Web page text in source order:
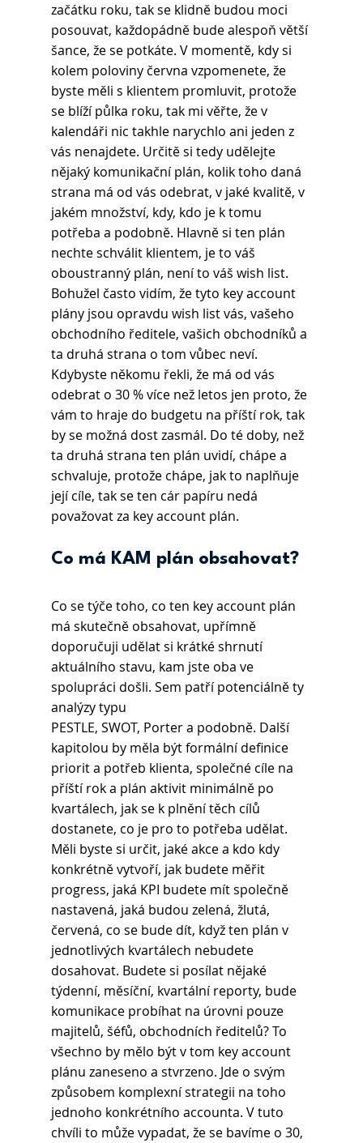
začátku roku, tak se klidně budou moci
posouvat, každopádně bude alespoň větší
šance, že se potkáte. V momentě, kdy si
kolem poloviny června vzpomenete, že
byste měli s klientem promluvit, protože
se blíží půlka roku, tak mi věřte, že v
kalendáři nic takhle narychlo ani jeden z
vás nenajdete. Určitě si tedy udělejte
nějaký komunikační plán, kolik toho daná
strana má od vás odebrat, v jaké kvalitě, v
jakém množství, kdy, kdo je k tomu
potřeba a podobně. Hlavně si ten plán
nechte schválit klientem, je to váš
oboustranný plán, není to váš wish list.
Bohužel často vidím, že tyto key account
plány jsou opravdu wish list vás, vašeho
obchodního ředitele, vašich obchodníků a
ta druhá strana o tom vůbec neví.
Kdybyste někomu řekli, že má od vás
odebrat o 30 % více než letos jen proto, že
vám to hraje do budgetu na příští rok, tak
by se možná dost zasmál. Do té doby, než
ta druhá strana ten plán uvidí, chápe a
schvaluje, protože chápe, jak to naplňuje
její cíle, tak se ten cár papíru nedá
považovat za key account plán.
Co má KAM plán obsahovat?
Co se týče toho, co ten key account plán
má skutečně obsahovat, upřímně
doporučuji udělat si krátké shrnutí
aktuálního stavu, kam jste oba ve
spolupráci došli. Sem patří potenciálně ty
analýzy typu
PESTLE, SWOT, Porter a podobně. Další
kapitolou by měla být formální definice
priorit a potřeb klienta, společné cíle na
příští rok a plán aktivit minimálně po
kvartálech, jak se k plnění těch cílů
dostanete, co je pro to potřeba udělat.
Měli byste si určit, jaké akce a kdo kdy
konkrétně vytvoří, jak budete měřit
progress, jaká KPI budete mít společně
nastavená, jaká budou zelená, žlutá,
červená, co se bude dít, když ten plán v
jednotlivých kvartálech nebudete
dosahovat. Budete si posílat nějaké
týdenní, měsíční, kvartální reporty, bude
komunikace probíhat na úrovni pouze
majitelů, šéfů, obchodních ředitelů? To
všechno by mělo být v tom key account
plánu zaneseno a stvrzeno. Jde o svým
způsobem komplexní strategii na toho
jednoho konkrétního accounta. V tuto
chvíli to může vypadat, že se bavíme o 30,